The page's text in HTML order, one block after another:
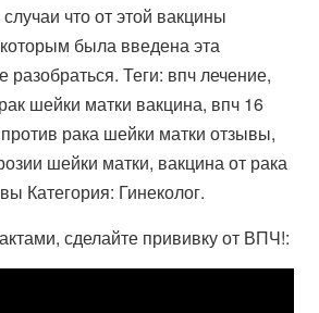
что от этой вакцины
была введена эта
разобраться. Теги: впч лечение,
шейки матки вакцина, впч 16
рака шейки матки отзывы,
шейки матки, вакцина от рака
Категория: Гинеколог.
сделайте прививку от ВПЧ!: